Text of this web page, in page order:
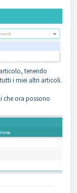
tenendo
tutti i miei altri articoli.
che ora possono